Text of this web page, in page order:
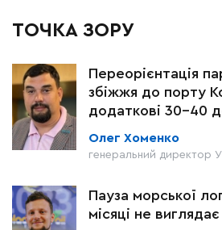
ТОЧКА ЗОРУ
Переорієнтація
збіжжя до порту
додаткові 30-40
Олег Хоменко
генеральний директор
Пауза морської
місяці не